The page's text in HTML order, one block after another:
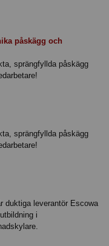
påskägg och
sprängfyllda påskägg
sprängfyllda påskägg
duktiga leverantör Escowa
i